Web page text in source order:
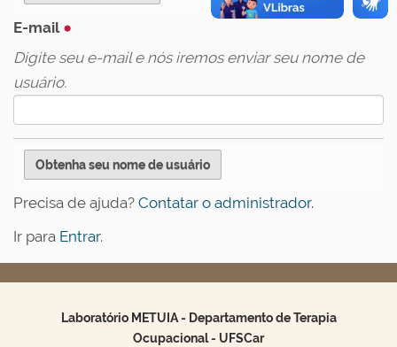
E-mail
Digite seu e-mail e nós iremos enviar seu nome de
usuário.
Precisa de ajuda? Contatar o administrador.
Ir para Entrar.
Laboratório METUIA - Departamento de Terapia
Ocupacional - UFSCar